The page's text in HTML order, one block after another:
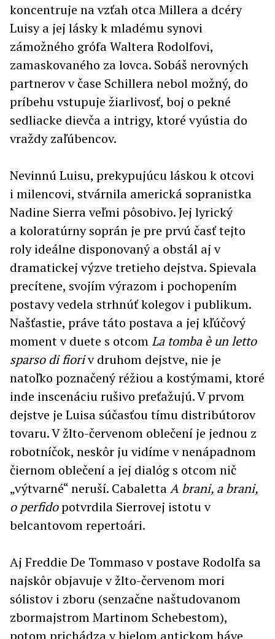
koncentruje na vzťah otca Millera a dcéry
Luisy a jej lásky k mladému synovi
zámožného grófa Waltera Rodolfovi,
zamaskovaného za lovca. Sobáš nerovných
partnerov v čase Schillera nebol možný, do
príbehu vstupuje žiarlivosť, boj o pekné
sedliacke dievča a intrigy, ktoré vyústia do
vraždy zaľúbencov.
Nevinnú Luisu, prekypujúcu láskou k otcovi
i milencovi, stvárnila americká sopranistka
Nadine Sierra veľmi pôsobivo. Jej lyrický
a koloratúrny soprán je pre prvú časť tejto
roly ideálne disponovaný a obstál aj v
dramatickej výzve tretieho dejstva. Spievala
precítene, svojím výrazom i pochopením
postavy vedela strhnúť kolegov i publikum.
Našťastie, práve táto postava a jej kľúčový
moment v duete s otcomLa tomba è un letto
sparso di fioriv druhom dejstve, nie je
natoľko poznačený réžiou a kostýmami, ktoré
inde inscenáciu rušivo preťažujú. V prvom
dejstve je Luisa súčasťou tímu distribútorov
tovaru. V žlto-červenom oblečení je jednou z
robotníčok, neskôr ju vidíme v nenápadnom
čiernom oblečení a jej dialóg s otcom nič
„výtvarné“ neruší. CabalettaA brani, a brani,
o perfidopotvrdila Sierrovej istotu v
belcantovom repertoári.
Aj Freddie De Tommaso v postave Rodolfa sa
najskôr objavuje v žlto-červenom mori
sólistov i zboru (senzačne naštudovanom
zbormajstrom Martinom Schebestom),
potom prichádza v bielom antickom háve